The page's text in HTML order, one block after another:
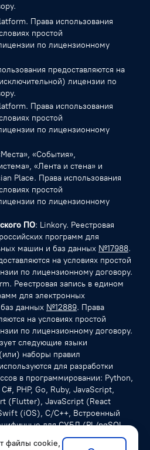
Права использования
простой
по лицензионному
предоставляются на
лицензии по
Права использования
простой
по лицензионному
«События»,
«Лента и стена» и
Place. Права использования
простой
по лицензионному
ПО: Linkory. Реестровая
программ для
машин и баз данных №17988.
на условиях простой
по лицензионному договору.
Реестровая запись в едином
для электронных
данных №12889. Права
на условиях простой
по лицензионному договору.
следующие языки
наборы правил
для разработки
в программировании: Python,
PHP, Go, Ruby, JavaScript,
(Flutter), JavaScript (React
(iOS), С/C++, Встроенный
для СУБД (PL/pgSQL
файлы cookie,